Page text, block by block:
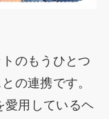
のもうひとつ
の連携です。
愛用しているヘ